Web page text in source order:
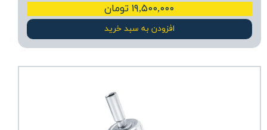
۱۹,۵۰۰,۰۰۰ تومان
افزودن به سبد خرید